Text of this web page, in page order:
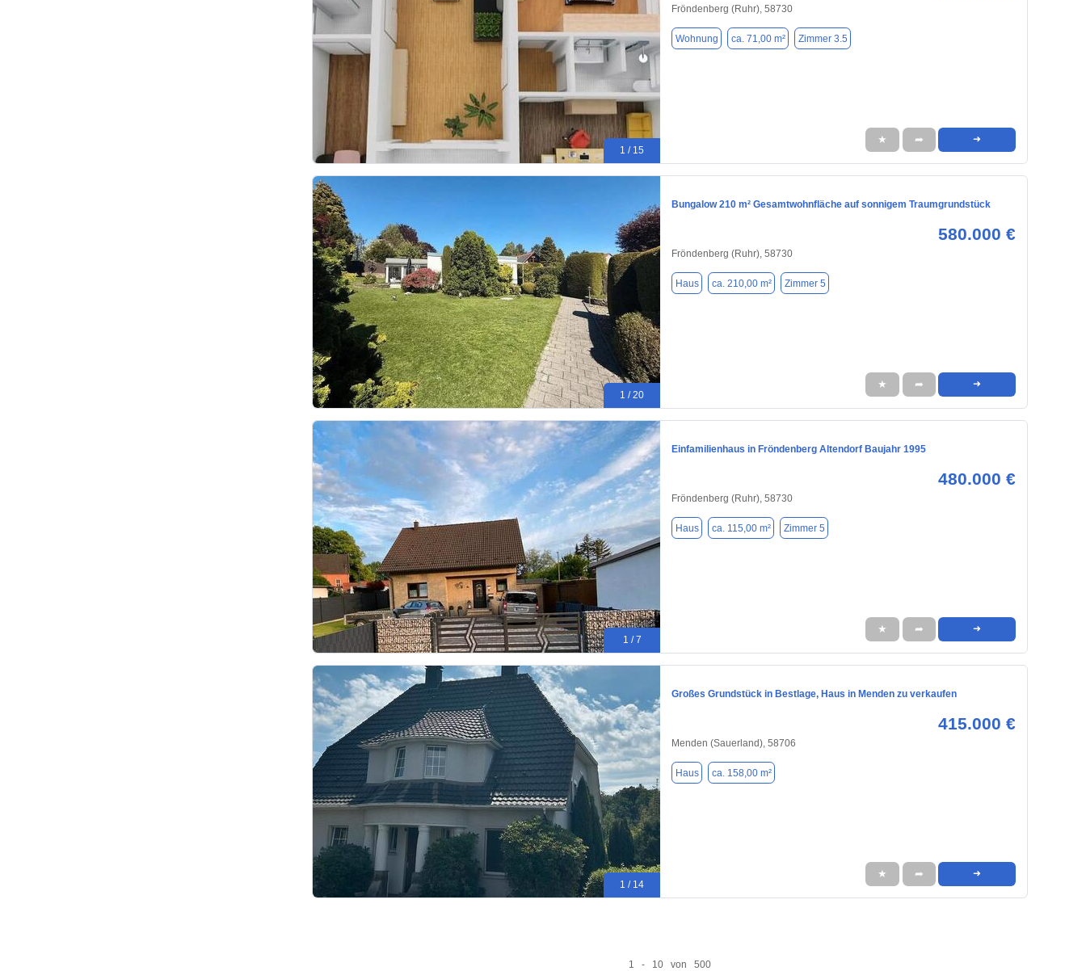
1 / 15
Fröndenberg (Ruhr), 58730
Wohnung ca. 71,00 m² Zimmer 3.5
★ ➦ ➜
1 / 20
Bungalow 210 m² Gesamtwohnfläche auf sonnigem Traumgrundstück
580.000 €
Fröndenberg (Ruhr), 58730
Haus ca. 210,00 m² Zimmer 5
★ ➦ ➜
1 / 7
Einfamilienhaus in Fröndenberg Altendorf Baujahr 1995
480.000 €
Fröndenberg (Ruhr), 58730
Haus ca. 115,00 m² Zimmer 5
★ ➦ ➜
1 / 14
Großes Grundstück in Bestlage, Haus in Menden zu verkaufen
415.000 €
Menden (Sauerland), 58706
Haus ca. 158,00 m²
★ ➦ ➜
1 - 10 von 500